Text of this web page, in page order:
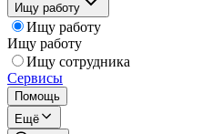
Ищу работу
Ищу работу
Ищу работу
Ищу сотрудника
Сервисы
Помощь
Ещё